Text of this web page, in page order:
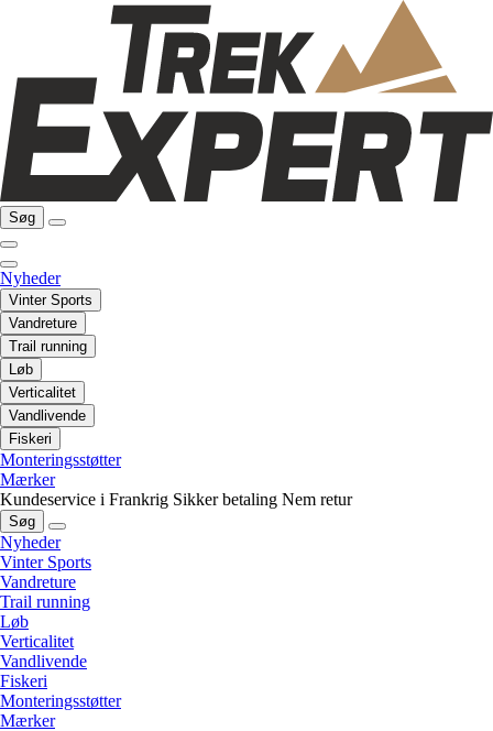
Søg
Nyheder
Vinter Sports
Vandreture
Trail running
Løb
Verticalitet
Vandlivende
Fiskeri
Monteringsstøtter
Mærker
Kundeservice i Frankrig Sikker betaling Nem retur
Søg
Nyheder
Vinter Sports
Vandreture
Trail running
Løb
Verticalitet
Vandlivende
Fiskeri
Monteringsstøtter
Mærker